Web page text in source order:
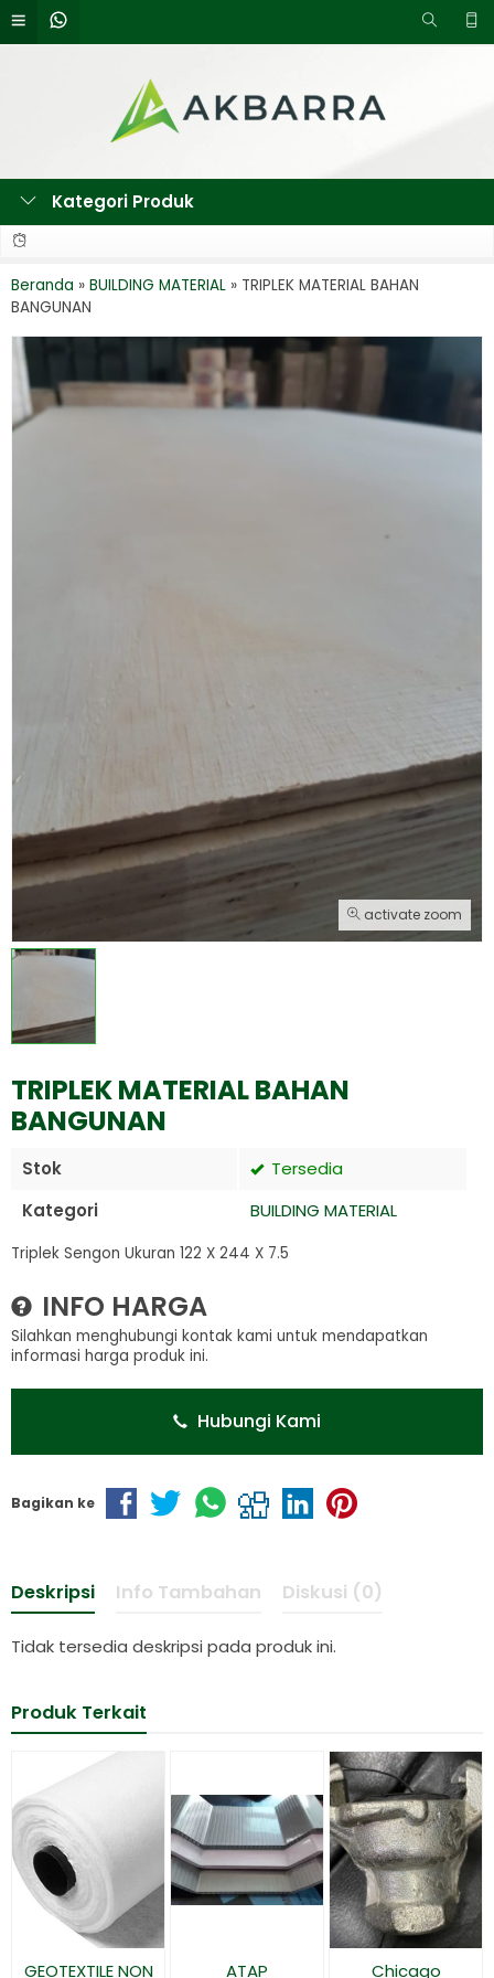
Kategori Produk
Beranda » BUILDING MATERIAL » TRIPLEK MATERIAL BAHAN
BANGUNAN
activate zoom
TRIPLEK MATERIAL BAHAN
BANGUNAN
Stok
Tersedia
Kategori
BUILDING MATERIAL
Triplek Sengon Ukuran 122 X 244 X 7.5
INFO HARGA
Silahkan menghubungi kontak kami untuk mendapatkan
informasi harga produk ini.
Hubungi Kami
Bagikan ke
Deskripsi Info Tambahan Diskusi (0)
Tidak tersedia deskripsi pada produk ini.
Produk Terkait
GEOTEXTILE NON ATAP Chicago